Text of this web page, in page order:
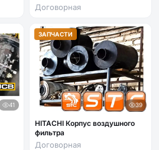
Договорная
41
ЗАПЧАСТИ
39
HITACHI Корпус воздушного
фильтра
Договорная